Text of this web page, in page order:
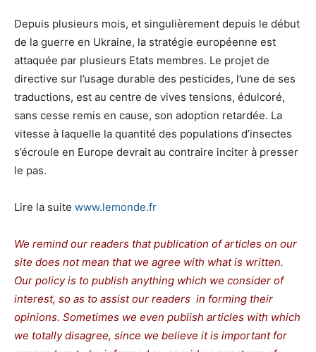
Depuis plusieurs mois, et singulièrement depuis le début
de la guerre en Ukraine, la stratégie européenne est
attaquée par plusieurs Etats membres. Le projet de
directive sur l’usage durable des pesticides, l’une de ses
traductions, est au centre de vives tensions, édulcoré,
sans cesse remis en cause, son adoption retardée. La
vitesse à laquelle la quantité des populations d’insectes
s’écroule en Europe devrait au contraire inciter à presser
le pas.
Lire la suite www.lemonde.fr
We remind our readers that publication of articles on our
site does not mean that we agree with what is written.
Our policy is to publish anything which we consider of
interest, so as to assist our readers in forming their
opinions. Sometimes we even publish articles with which
we totally disagree, since we believe it is important for